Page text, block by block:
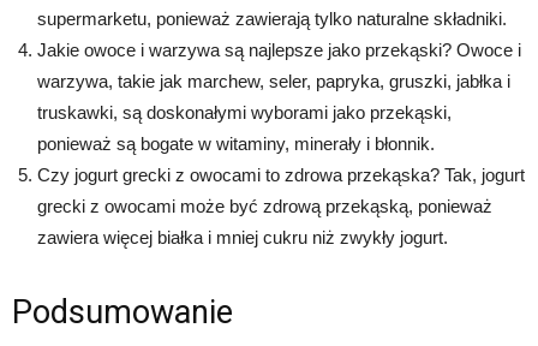
supermarketu, ponieważ zawierają tylko naturalne składniki.
Jakie owoce i warzywa są najlepsze jako przekąski? Owoce i
warzywa, takie jak marchew, seler, papryka, gruszki, jabłka i
truskawki, są doskonałymi wyborami jako przekąski,
ponieważ są bogate w witaminy, minerały i błonnik.
Czy jogurt grecki z owocami to zdrowa przekąska? Tak, jogurt
grecki z owocami może być zdrową przekąską, ponieważ
zawiera więcej białka i mniej cukru niż zwykły jogurt.
Podsumowanie